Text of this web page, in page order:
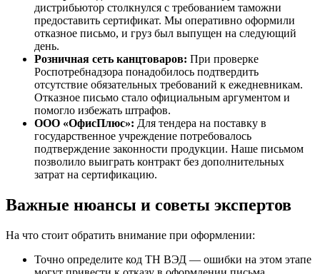
дистрибьютор столкнулся с требованием таможни
предоставить сертификат. Мы оперативно оформили
отказное письмо, и груз был выпущен на следующий
день.
Розничная сеть канцтоваров: При проверке
Роспотребнадзора понадобилось подтвердить
отсутствие обязательных требований к ежедневникам.
Отказное письмо стало официальным аргументом и
помогло избежать штрафов.
ООО «ОфисПлюс»: Для тендера на поставку в
государственное учреждение потребовалось
подтверждение законности продукции. Наше письмом
позволило выиграть контракт без дополнительных
затрат на сертификацию.
Важные нюансы и советы экспертов
На что стоит обратить внимание при оформлении:
Точно определите код ТН ВЭД — ошибки на этом этапе